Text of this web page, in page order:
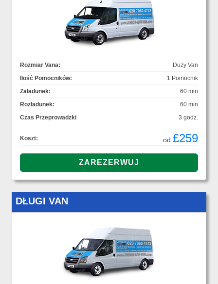
Rozmiar Vana:
Duży Van
Ilość Pomocników:
1 Pomocnik
Załadunek:
60 min
Rozładunek:
60 min
Czas Przeprowadzki
3 godz.
Koszt: od £259
DŁUGI VAN